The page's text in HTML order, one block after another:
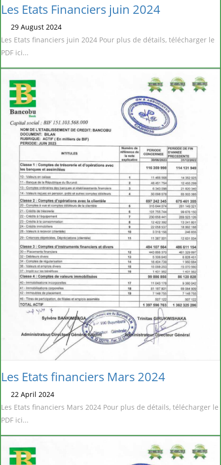
Les Etats Financiers juin 2024
29 August 2024
Les Etats financiers juin 2024 Pour plus de détails, télécharger le
PDF ici...
Les Etats financiers Mars 2024
22 April 2024
Les Etats financiers Mars 2024 Pour plus de détails, télécharger le
PDF ici...